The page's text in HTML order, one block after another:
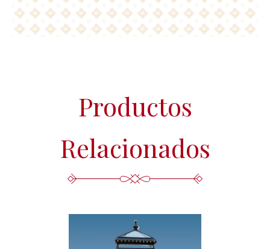
Productos
Relacionados